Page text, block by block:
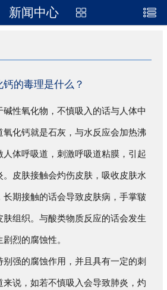
新闻资讯
企业地图
新闻中心
钙的毒理是什么？
碱性氧化物，不慎吸入的话与人体中
氧化钙就是石灰，与水反应会加热沸
人体呼吸道，刺激呼吸道粘膜，引起
。皮肤接触会灼伤皮肤，吸收皮肤水
长期接触的话会导致皮肤病，手掌皲
肤组织。与酸类物质反应的话会发生
烈的腐蚀性。
强的腐蚀作用，并且具有一定的刺
说，如若不慎吸入会导致肺炎，灼